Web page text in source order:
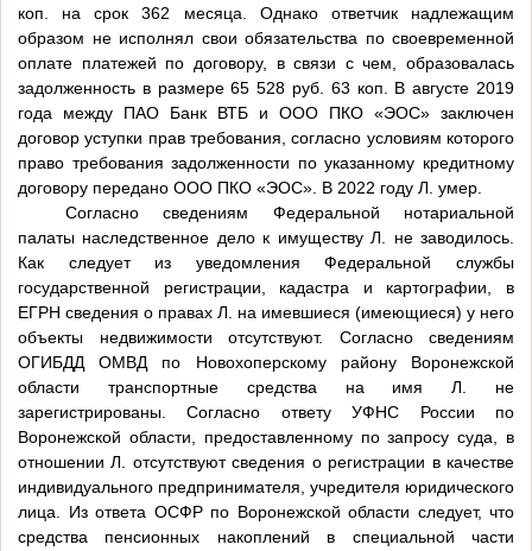
коп. на срок 362 месяца. Однако ответчик надлежащим
образом не исполнял свои обязательства по своевременной
оплате платежей по договору, в связи с чем, образовалась
задолженность в размере 65 528 руб. 63 коп. В августе 2019
года между ПАО Банк ВТБ и ООО ПКО «ЭОС» заключен
договор уступки прав требования, согласно условиям которого
право требования задолженности по указанному кредитному
договору передано ООО ПКО «ЭОС». В 2022 году Л. умер.
Согласно сведениям Федеральной нотариальной
палаты наследственное дело к имуществу Л. не заводилось.
Как следует из уведомления Федеральной службы
государственной регистрации, кадастра и картографии, в
ЕГРН сведения о правах Л. на имевшиеся (имеющиеся) у него
объекты недвижимости отсутствуют. Согласно сведениям
ОГИБДД ОМВД по Новохоперскому району Воронежской
области транспортные средства на имя Л. не
зарегистрированы. Согласно ответу УФНС России по
Воронежской области, предоставленному по запросу суда, в
отношении Л. отсутствуют сведения о регистрации в качестве
индивидуального предпринимателя, учредителя юридического
лица. Из ответа ОСФР по Воронежской области следует, что
средства пенсионных накоплений в специальной части